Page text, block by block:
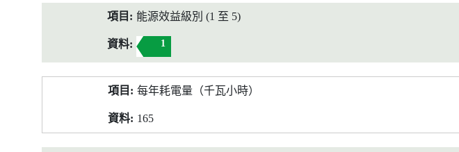
能源效益級別 (1 至 5)
1
每年耗電量（千瓦小時）
165